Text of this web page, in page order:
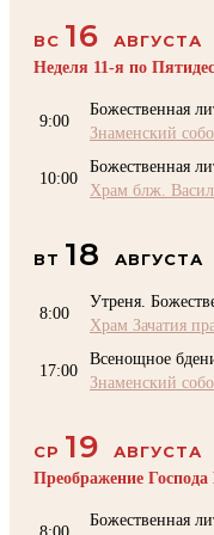
ВС 16
АВГУСТА
Неделя 11-я по
9:00
Божественная
Знаменский
10:00
Божественная
Храм блж.
ВТ 18 АВГУСТА
8:00
Утреня.
Храм Зачатия
17:00
Всенощное
Знаменский
СР 19
АВГУСТА
Преображение
Божественная